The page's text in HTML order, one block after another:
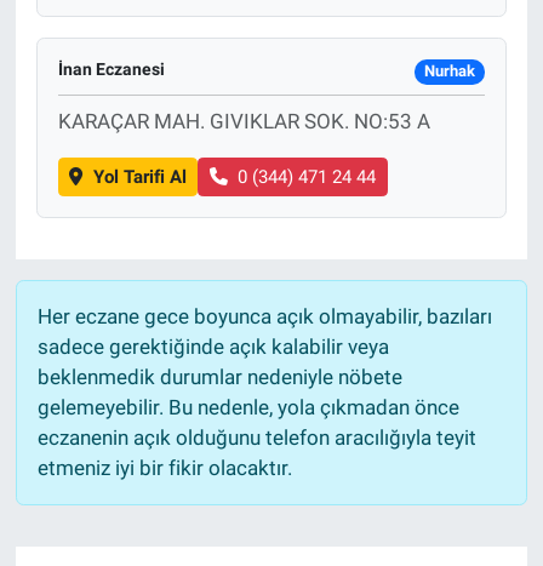
İnan Eczanesi Nurhak
KARAÇAR MAH. GIVIKLAR SOK. NO:53 A
Yol Tarifi Al 0 (344) 471 24 44
Her eczane gece boyunca açık olmayabilir, bazıları
sadece gerektiğinde açık kalabilir veya
beklenmedik durumlar nedeniyle nöbete
gelemeyebilir. Bu nedenle, yola çıkmadan önce
eczanenin açık olduğunu telefon aracılığıyla teyit
etmeniz iyi bir fikir olacaktır.